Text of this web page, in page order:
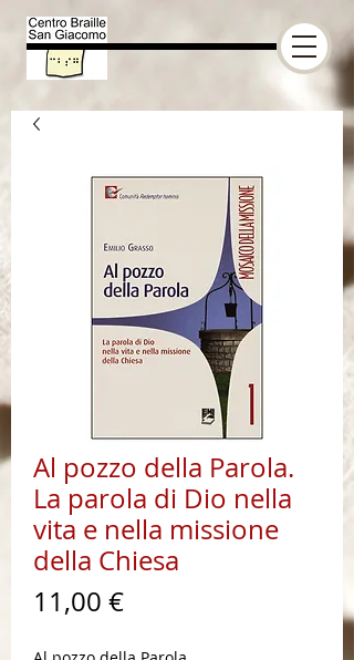
Al pozzo della Parola.
La parola di Dio nella
vita e nella missione
della Chiesa
11,00 €Prezzo